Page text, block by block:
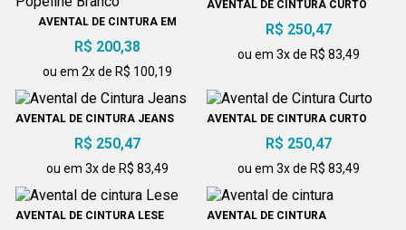
AVENTAL DE CINTURA EM
POPELINE BRANCO
R$ 200,38
ou em 2x de R$ 100,19
AVENTAL DE CINTURA CURTO
R$ 250,47
ou em 3x de R$ 83,49
AVENTAL DE CINTURA JEANS
R$ 250,47
ou em 3x de R$ 83,49
AVENTAL DE CINTURA CURTO
R$ 250,47
ou em 3x de R$ 83,49
AVENTAL DE CINTURA LESE AVENTAL DE CINTURA